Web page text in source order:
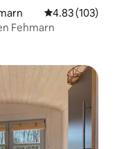
Calificación
4.83 (103)
Fehmarn